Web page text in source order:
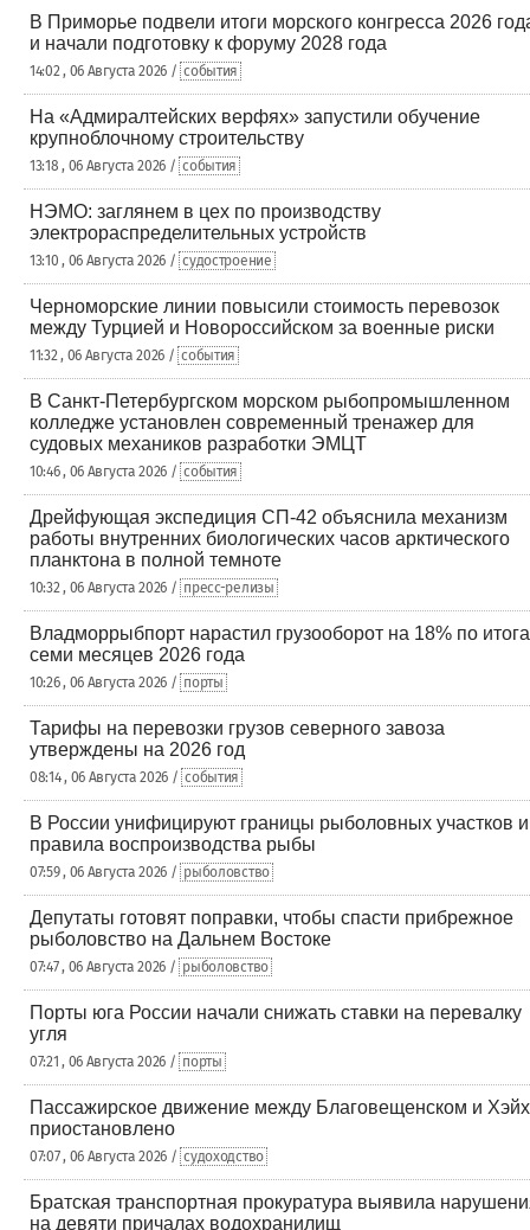
В Приморье подвели итоги морского конгресса 2026
и начали подготовку к форуму 2028 года
14:02 , 06 Августа 2026 / события
На «Адмиралтейских верфях» запустили обучение
крупноблочному строительству
13:18 , 06 Августа 2026 / события
НЭМО: заглянем в цех по производству
электрораспределительных устройств
13:10 , 06 Августа 2026 / судостроение
Черноморские линии повысили стоимость перевозок
между Турцией и Новороссийском за военные риски
11:32 , 06 Августа 2026 / события
В Санкт-Петербургском морском рыбопромышленном
колледже установлен современный тренажер для
судовых механиков разработки ЭМЦТ
10:46 , 06 Августа 2026 / события
Дрейфующая экспедиция СП-42 объяснила механизм
работы внутренних биологических часов арктического
планктона в полной темноте
10:32 , 06 Августа 2026 / пресс-релизы
Владморрыбпорт нарастил грузооборот на 18% по
семи месяцев 2026 года
10:26 , 06 Августа 2026 / порты
Тарифы на перевозки грузов северного завоза
утверждены на 2026 год
08:14 , 06 Августа 2026 / события
В России унифицируют границы рыболовных участков и
правила воспроизводства рыбы
07:59 , 06 Августа 2026 / рыболовство
Депутаты готовят поправки, чтобы спасти прибрежное
рыболовство на Дальнем Востоке
07:47 , 06 Августа 2026 / рыболовство
Порты юга России начали снижать ставки на перевалку
угля
07:21 , 06 Августа 2026 / порты
Пассажирское движение между Благовещенском и
приостановлено
07:07 , 06 Августа 2026 / судоходство
Братская транспортная прокуратура выявила
на девяти причалах водохранилищ